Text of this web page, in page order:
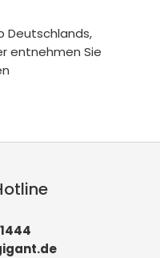
Deutschlands,
entnehmen Sie